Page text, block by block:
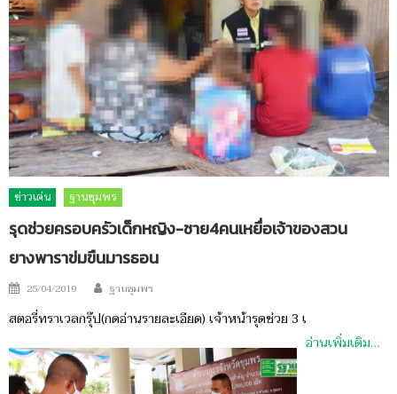
ข่าวเด่น ฐานชุมพร
รุดช่วยครอบครัวเด็กหญิง-ชาย4คนเหยื่อเจ้าของสวน
ยางพาราข่มขืนมารธอน
Posted
on
25/04/2019 Author
ฐานชุมพร
สตอรี่ทราเวลกรุ๊ป(กดอ่านรายละเอียด) เจ้าหน้ารุดช่วย 3 เ
อ่านเพิ่มเติม…